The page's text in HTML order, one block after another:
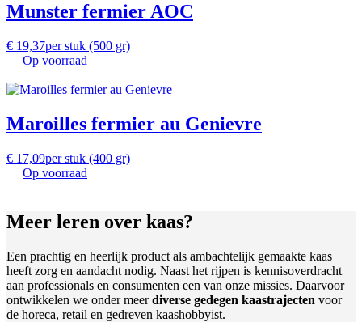
Munster fermier AOC
€ 19,37per stuk (500 gr)
Op voorraad
Maroilles fermier au Genievre
€ 17,09per stuk (400 gr)
Op voorraad
Meer leren over kaas?
Een prachtig en heerlijk product als ambachtelijk gemaakte kaas
heeft zorg en aandacht nodig. Naast het rijpen is kennisoverdracht
aan professionals en consumenten een van onze missies. Daarvoor
ontwikkelen we onder meerdiverse gedegen kaastrajecten voor
de horeca, retail en gedreven kaashobbyist.